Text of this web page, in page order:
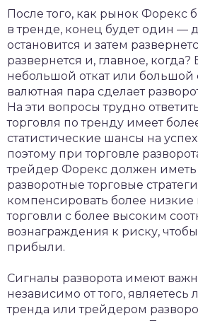
После того, как рынок Форекс
в тренде, конец будет один —
остановится и затем
развернется и, главное, когда?
небольшой откат или большой
валютная пара сделает
На эти вопросы трудно
торговля по тренду имеет
статистические шансы на
поэтому при торговле
трейдер Форекс должен иметь
разворотные торговые
компенсировать более низкие
торговли с более высоким
вознаграждения к риску, чтобы
прибыли.
Сигналы разворота имеют
независимо от того,
тренда или трейдером